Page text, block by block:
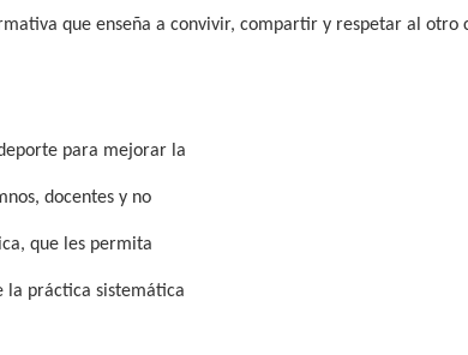
que enseña a convivir, compartir y respetar al otro
para mejorar la
docentes y no
que les permita
la práctica sistemática